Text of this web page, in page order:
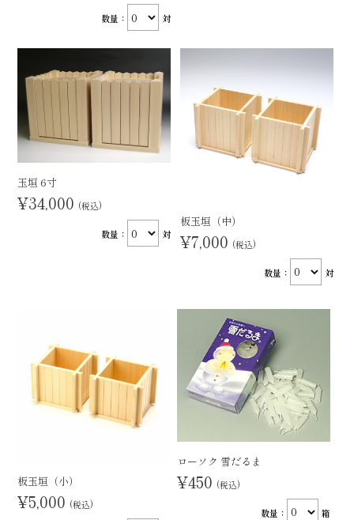
数量： 対
玉垣 6寸
¥34,000 (税込)
数量： 対
板玉垣（中）
¥7,000 (税込)
数量： 対
板玉垣（小）
¥5,000 (税込)
ローソク 雪だるま
¥450 (税込)
数量： 箱